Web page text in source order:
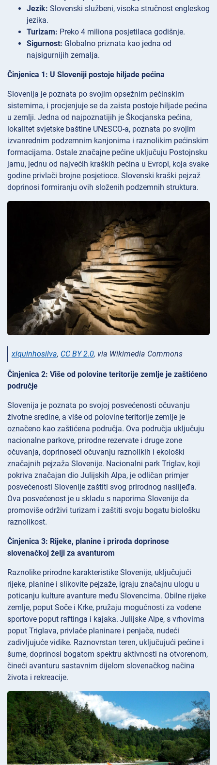
Jezik: Slovenski službeni, visoka stručnost engleskog
jezika.
Turizam: Preko 4 miliona posjetilaca godišnje.
Sigurnost: Globalno priznata kao jedna od
najsigurnijih zemalja.
Činjenica 1: U Sloveniji postoje hiljade pećina
Slovenija je poznata po svojim opsežnim pećinskim
sistemima, i procjenjuje se da zaista postoje hiljade pećina
u zemlji. Jedna od najpoznatijih je Škocjanska pećina,
lokalitet svjetske baštine UNESCO-a, poznata po svojim
izvanrednim podzemnim kanjonima i raznolikim pećinskim
formacijama. Ostale značajne pećine uključuju Postojnsku
jamu, jednu od najvećih kraških pećina u Evropi, koja svake
godine privlači brojne posjetioce. Slovenski kraški pejzaž
doprinosi formiranju ovih složenih podzemnih struktura.
xiquinhosilva, CC BY 2.0, via Wikimedia Commons
Činjenica 2: Više od polovine teritorije zemlje je zaštićeno
područje
Slovenija je poznata po svojoj posvećenosti očuvanju
životne sredine, a više od polovine teritorije zemlje je
označeno kao zaštićena područja. Ova područja uključuju
nacionalne parkove, prirodne rezervate i druge zone
očuvanja, doprinoseći očuvanju raznolikih i ekološki
značajnih pejzaža Slovenije. Nacionalni park Triglav, koji
pokriva značajan dio Julijskih Alpa, je odličan primjer
posvećenosti Slovenije zaštiti svog prirodnog naslijeđa.
Ova posvećenost je u skladu s naporima Slovenije da
promoviše održivi turizam i zaštiti svoju bogatu biološku
raznolikost.
Činjenica 3: Rijeke, planine i priroda doprinose
slovenačkoj želji za avanturom
Raznolike prirodne karakteristike Slovenije, uključujući
rijeke, planine i slikovite pejzaže, igraju značajnu ulogu u
poticanju kulture avanture među Slovencima. Obilne rijeke
zemlje, poput Soče i Krke, pružaju mogućnosti za vodene
sportove poput raftinga i kajaka. Julijske Alpe, s vrhovima
poput Triglava, privlače planinare i penjače, nudeći
zadivljujuće vidike. Raznovrstan teren, uključujući pećine i
šume, doprinosi bogatom spektru aktivnosti na otvorenom,
čineći avanturu sastavnim dijelom slovenačkog načina
života i rekreacije.